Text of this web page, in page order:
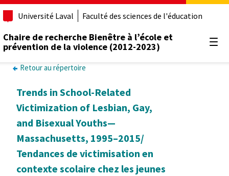
Université Laval Faculté des sciences de l'éducation
Chaire de recherche Bienêtre à l’école et
prévention de la violence (2012-2023)
Retour au répertoire
Trends in School-Related
Victimization of Lesbian, Gay,
and Bisexual Youths—
Massachusetts, 1995–2015/
Tendances de victimisation en
contexte scolaire chez les jeunes